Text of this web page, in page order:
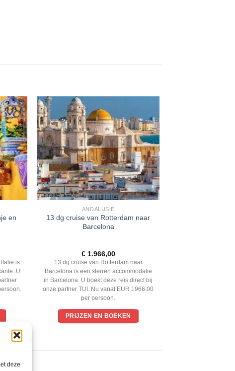
deze
en
is
U
ANDALUSIE
13 dg cruise van Rotterdam naar
Barcelona
€1.966,00
13 dg cruise van Rotterdam naar
Barcelona is een sterren accommodatie
in Barcelona. U boekt deze reis direct bij
onze partner TUI. Nu vanaf EUR 1966.00
per persoon.
PRIJZEN EN BOEKEN